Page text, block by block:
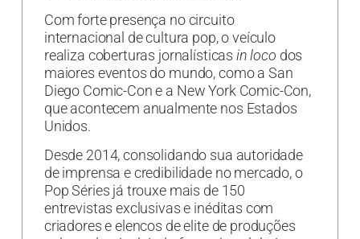
Com forte presença no circuito
internacional de cultura pop, o veículo
realiza coberturas jornalísticas in loco dos
maiores eventos do mundo, como a San
Diego Comic-Con e a New York Comic-Con,
que acontecem anualmente nos Estados
Unidos.
Desde 2014, consolidando sua autoridade
de imprensa e credibilidade no mercado, o
Pop Séries já trouxe mais de 150
entrevistas exclusivas e inéditas com
criadores e elencos de elite de produções